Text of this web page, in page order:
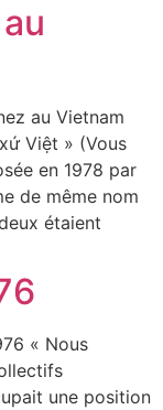
au Vietnam
Việt » (Vous
en 1978 par
de même nom
étaient
« Nous
une position